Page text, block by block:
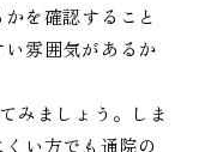
を確認すること
雰囲気があるか
みましょう。しま
い方でも通院の